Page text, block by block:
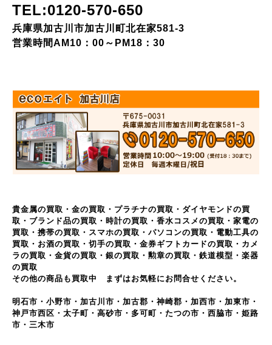
TEL:0120-570-650
兵庫県加古川市加古川町北在家581-3
営業時間AM10：00～PM18：30
貴金属の買取・金の買取・プラチナの買取・ダイヤモンドの買
取・ブランド品の買取・時計の買取・香水コスメの買取・家電の
買取・携帯の買取・スマホの買取・パソコンの買取・電動工具の
買取・お酒の買取・切手の買取・金券ギフトカードの買取・カメ
ラの買取・金貨の買取・銀の買取・勲章の買取・鉄道模型・楽器
の買取
その他の商品も買取中 まずはお気軽にお問合せください。
明石市・小野市・加古川市・加古郡・神崎郡・加西市・加東市・
神戸市西区・太子町・高砂市・多可町・たつの市・西脇市・姫路
市・三木市